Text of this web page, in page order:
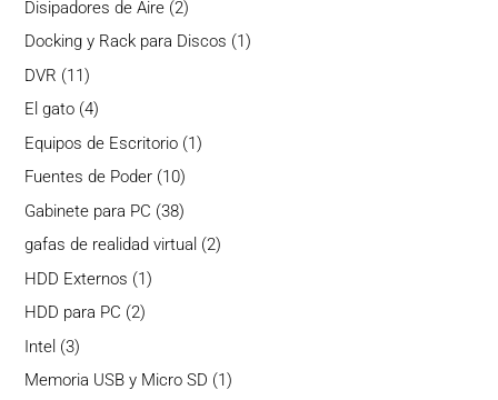
Disipadores de Aire 22
productos
Docking y Rack para Discos 1 1
DVR 1111
productos
El gato 44
productos
Equipos de Escritorio 11
Fuentes de Poder 1010
productos
Gabinete para PC 3838
productos
gafas de realidad virtual 22
HDD Externos 11
HDD para PC 22
Intel 33
productos
Memoria USB y Micro SD 1 1